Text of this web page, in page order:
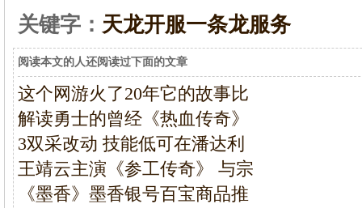
关键字： 天龙开服一条龙服务
阅读本文的人还阅读过下面的文章
这个网游火了20年它的故事比
解读勇士的曾经《热血传奇》
3双采改动 技能低可在潘达利
王靖云主演《参工传奇》 与宗
《墨香》墨香银号百宝商品推